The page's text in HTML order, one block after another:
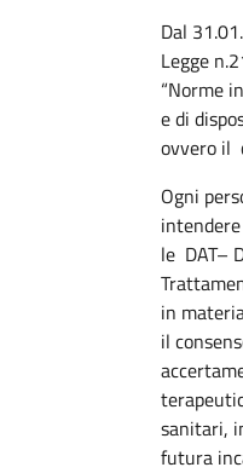
Dal
Legge
“Norme
e di
ovvero il
Ogni
le DAT–
in
il
sanitari,
futura